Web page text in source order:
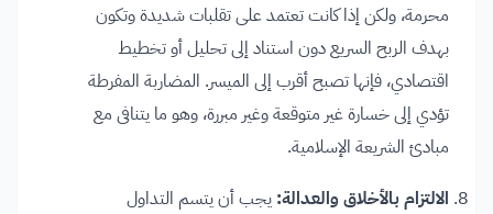
محرمة، ولكن إذا كانت تعتمد على تقلبات شديدة وتكون
بهدف الربح السريع دون استناد إلى تحليل أو تخطيط
اقتصادي، فإنها تصبح أقرب إلى الميسر. المضاربة المفرطة
تؤدي إلى خسارة غير متوقعة وغير مبررة، وهو ما يتنافى مع
مبادئ الشريعة الإسلامية.
الالتزام بالأخلاق والعدالة: يجب أن يتسم التداول